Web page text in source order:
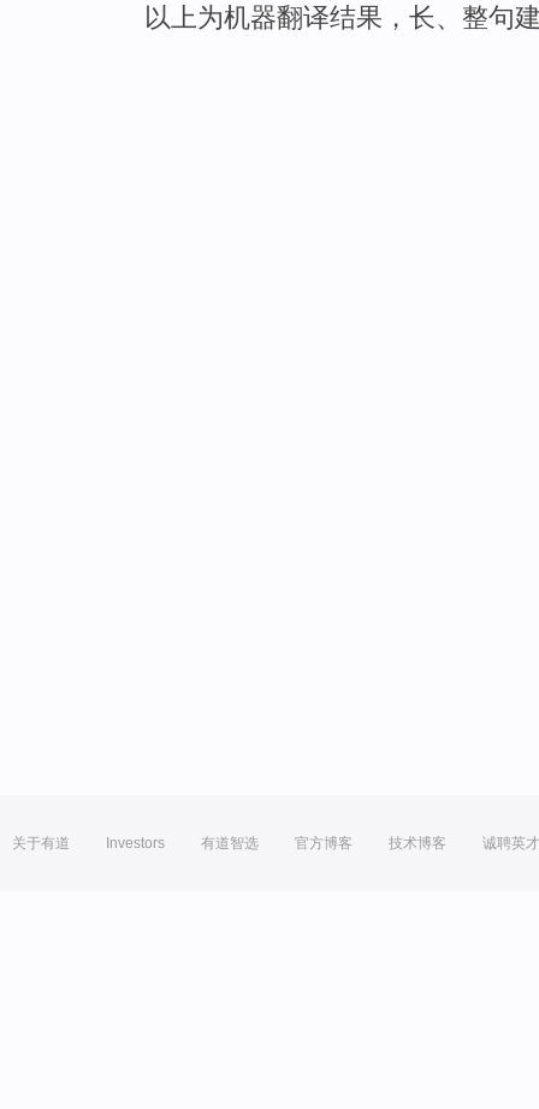
以上为机器翻译结果，长、整句
关于有道 Investors 有道智选 官方博客 技术博客 诚聘英才